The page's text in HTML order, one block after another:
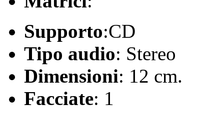
Supporto:CD
Tipo audio: Stereo
Dimensioni: 12 cm.
Facciate: 1